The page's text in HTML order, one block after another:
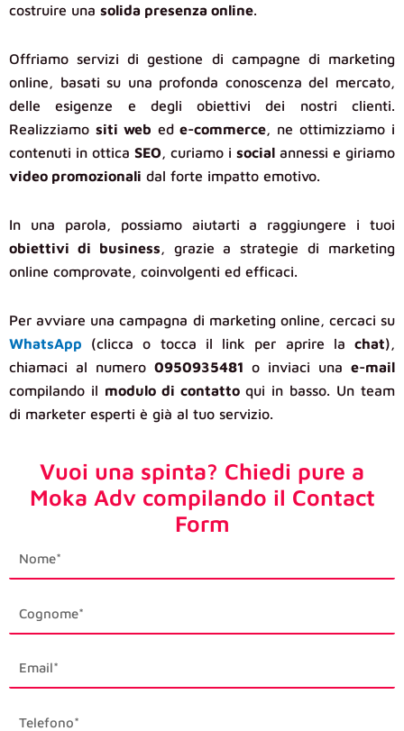
costruire una solida presenza online.
Offriamo servizi di gestione di campagne di marketing
online, basati su una profonda conoscenza del mercato,
delle esigenze e degli obiettivi dei nostri clienti.
Realizziamo siti web ede-commerce, ne ottimizziamo i
contenuti in ottica SEO, curiamo i social annessi e giriamo
video promozionali dal forte impatto emotivo.
In una parola, possiamo aiutarti a raggiungere i tuoi
obiettivi di business, grazie a strategie di marketing
online comprovate, coinvolgenti ed efficaci.
Per avviare una campagna di marketing online, cercaci su
WhatsApp (clicca o tocca il link per aprire la chat),
chiamaci al numero 0950935481 o inviaci unae-mail
compilando il modulo di contattoqui in basso. Un team
di marketer esperti è già al tuo servizio.
Vuoi una spinta? Chiedi pure a
Moka Adv compilando il Contact
Form
first_name